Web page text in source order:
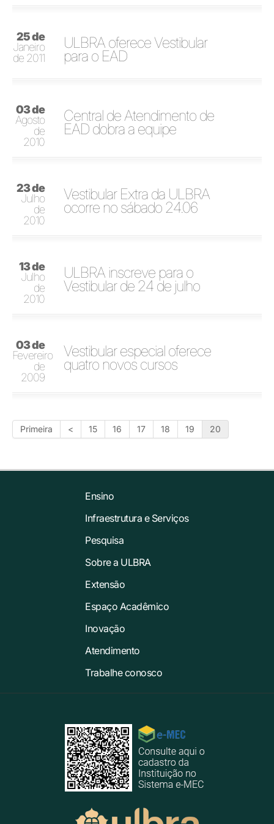
25 de
Janeiro
de 2011
ULBRA oferece Vestibular
para o EAD
03 de
Agosto
de
2010
Central de Atendimento de
EAD dobra a equipe
23 de
Julho
de
2010
Vestibular Extra da ULBRA
ocorre no sábado 24.06
13 de
Julho
de
2010
ULBRA inscreve para o
Vestibular de 24 de julho
03 de
Fevereiro
de
2009
Vestibular especial oferece
quatro novos cursos
Primeira < 15 16 17 18 19 20
Ensino
Infraestrutura e Serviços
Pesquisa
Sobre a ULBRA
Extensão
Espaço Acadêmico
Inovação
Atendimento
Trabalhe conosco